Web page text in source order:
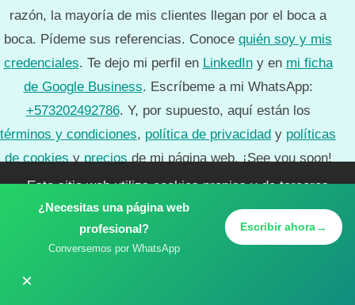
razón, la mayoría de mis clientes llegan por el boca a
boca. Pídeme sus referencias. Conoce quién soy y mis
credenciales. Te dejo mi perfil en LinkedIny en mi ficha
de Google Business. Escríbeme a mi WhatsApp:
+573202492786. Y, por supuesto, aquí están los
términos y condiciones, política de privacidad y políticas
de cookiesypreciosde mi página web. ¡See you soon!
2026 - Todos los derechos reservados
Este sitio web utiliza cookies propias y de terceros
para mejorar la experiencia de usuario y obtener
estadísticas de navegación.
Más información sobre
nuestra política de privacidad
¿Necesitas una página web
profesional?
Conversemos por WhatsApp
Escribir ahora→
×